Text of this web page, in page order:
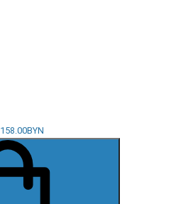
158.00BYN